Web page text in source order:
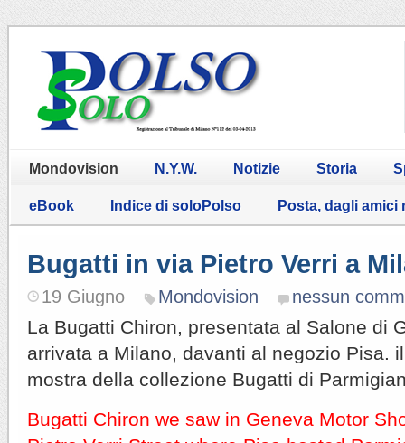
Mondovision N.Y.W. Notizie Storia
eBook Indice di soloPolso Posta, dagli amici
Bugatti in via Pietro Verri a
19 Giugno Mondovision nessun
La Bugatti Chiron, presentata al Salone di
arrivata a Milano, davanti al negozio Pisa.
mostra della collezione Bugatti di
Bugatti Chiron we saw in Geneva Motor